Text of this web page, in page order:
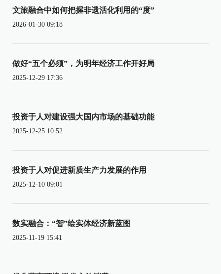
文旅融合中如何把握非遗活化利用的“度”
2026-01-30 09:18
做好“五个必须”，为明年经济工作开好局
2025-12-29 17:36
投资于人对建设强大国内市场的基础功能
2025-12-25 10:52
投资于人对促进新质生产力发展的作用
2025-12-10 09:01
数实融合：“智”绘实体经济新蓝图
2025-11-19 15:41